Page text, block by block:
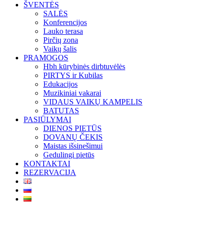
ŠVENTĖS
SALĖS
Konferencijos
Lauko terasa
Pirčių zona
Vaikų šalis
PRAMOGOS
Hbh kūrybinės dirbtuvėlės
PIRTYS ir Kubilas
Edukacijos
Muzikiniai vakarai
VIDAUS VAIKŲ KAMPELIS
BATUTAS
PASIŪLYMAI
DIENOS PIETŪS
DOVANŲ ČEKIS
Maistas išsinešimui
Gedulingi pietūs
KONTAKTAI
REZERVACIJA